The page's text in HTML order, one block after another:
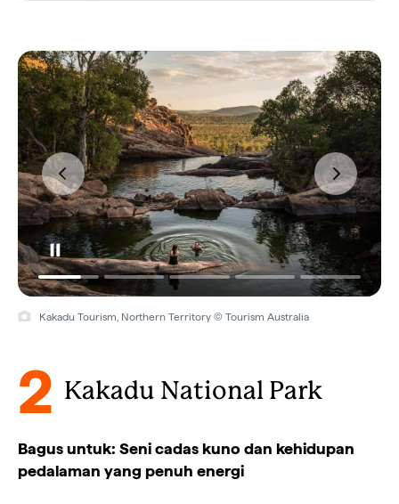
Kakadu Tourism, Northern Territory © Tourism Australia
2 Kakadu National Park
Bagus untuk: Seni cadas kuno dan kehidupan
pedalaman yang penuh energi